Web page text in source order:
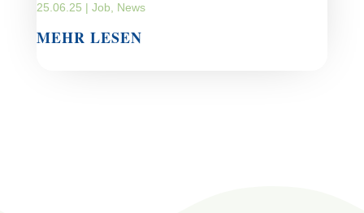
25.06.25 | Job News
MEHR LESEN